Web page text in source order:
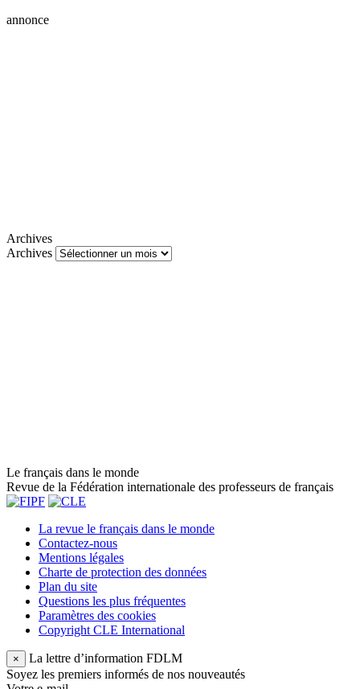
annonce
Archives
Archives
Le français dans le monde
Revue de la Fédération internationale des professeurs de français
La revue le français dans le monde
Contactez-nous
Mentions légales
Charte de protection des données
Plan du site
Questions les plus fréquentes
Paramètres des cookies
Copyright CLE International
×
La lettre d’information FDLM
Soyez les premiers informés de nos nouveautés